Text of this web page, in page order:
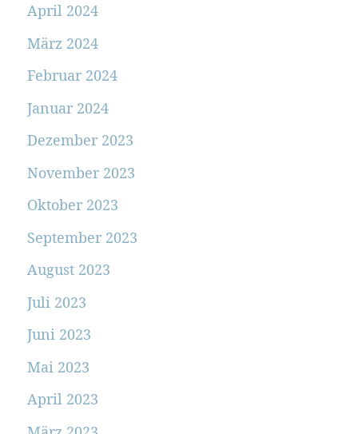
April 2024
März 2024
Februar 2024
Januar 2024
Dezember 2023
November 2023
Oktober 2023
September 2023
August 2023
Juli 2023
Juni 2023
Mai 2023
April 2023